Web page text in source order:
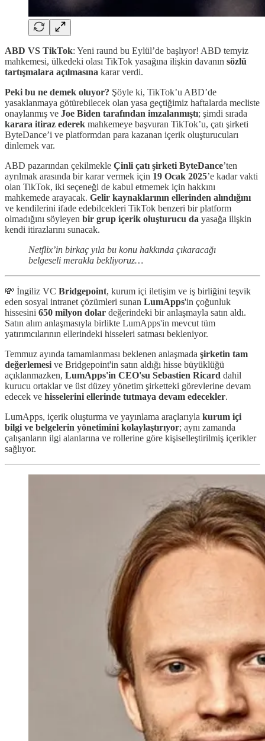
ABD VS TikTok: Yeni raund bu Eylül’de başlıyor! ABD temyiz
mahkemesi, ülkedeki olası TikTok yasağına ilişkin davanın sözlü
tartışmalara açılmasına karar verdi.
Peki bu ne demek oluyor? Şöyle ki, TikTok’u ABD’de
yasaklanmaya götürebilecek olan yasa geçtiğimiz haftalarda mecliste
onaylanmış ve Joe Biden tarafından imzalanmıştı; şimdi sırada
karara itiraz ederek mahkemeye başvuran TikTok’u, çatı şirketi
ByteDance’i ve platformdan para kazanan içerik oluşturucuları
dinlemek var.
ABD pazarından çekilmekle Çinli çatı şirketi ByteDance’ten
ayrılmak arasında bir karar vermek için 19 Ocak 2025’e kadar vakti
olan TikTok, iki seçeneği de kabul etmemek için hakkını
mahkemede arayacak. Gelir kaynaklarının ellerinden alındığını
ve kendilerini ifade edebilcekleri TikTok benzeri bir platform
olmadığını söyleyen bir grup içerik oluşturucu da yasağa ilişkin
kendi itirazlarını sunacak.
Netflix’in birkaç yıla bu konu hakkında çıkaracağı
belgeseli merakla bekliyoruz…
💸 İngiliz VC Bridgepoint, kurum içi iletişim ve iş birliğini teşvik
eden sosyal intranet çözümleri sunan LumApps'in çoğunluk
hissesini 650 milyon dolar değerindeki bir anlaşmayla satın aldı.
Satın alım anlaşmasıyla birlikte LumApps'in mevcut tüm
yatırımcılarının ellerindeki hisseleri satması bekleniyor.
Temmuz ayında tamamlanması beklenen anlaşmada şirketin tam
değerlemesi ve Bridgepoint'in satın aldığı hisse büyüklüğü
açıklanmazken, LumApps'in CEO'su Sebastien Ricard dahil
kurucu ortaklar ve üst düzey yönetim şirketteki görevlerine devam
edecek ve hisselerini ellerinde tutmaya devam edecekler.
LumApps, içerik oluşturma ve yayınlama araçlarıyla kurum içi
bilgi ve belgelerin yönetimini kolaylaştırıyor; aynı zamanda
çalışanların ilgi alanlarına ve rollerine göre kişiselleştirilmiş içerikler
sağlıyor.